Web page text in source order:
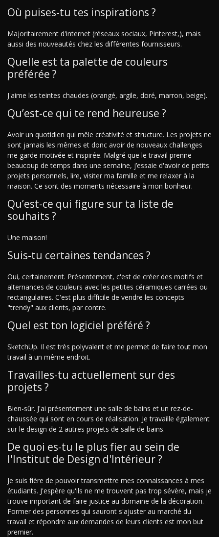
Où puises-tu tes inspirations ?
Majoritairement d'internet (réseaux sociaux, Pinterest,), mais
aussi des nouveautés chez les différentes fournisseurs.
Quelle est ta palette de couleurs
préférée ?
J'aime les teintes chaudes (orangé, argile, doré, marron, beige).
Qu’est-ce qui te rend heureuse ?
Avoir un quotidien qui mêle créativité et structure. Les projets ne
sont jamais les mêmes et donc avoir de nouveaux challenges
me garde motivée et inspirée. Malgré que le travail prenne
beaucoup de temps dans une semaine, j’essaie d'avoir de petits
projets personnels, lire, visiter ma famille et me relaxer à la
maison. Ce sont des moments nécessaire à mon bonheur.
Qu’est-ce qui figure sur ta liste de
souhaits ?
Une maison!
Suis-tu certaines tendances ?
Oui, certainement. Présentement, c'est de créer des motifs et
alternances de couleurs avec les petites céramiques carrées ou
rectangulaires. C'est plus difficile de vendre les concepts
"trendy" aux clients, par contre.
Quel est ton logiciel préféré ?
SketchUp. Il est très polyvalent et me permet de faire tout mon
travail à un même endroit.
Travailles-tu actuellement sur des
projets ?
Bien-sûr. J'ai présentement une salle de bains et un rez-de-
chaussée qui sont en cours de réalisation. Je travaille également
sur le design de 2 autres projets de salle de bains.
De quoi es-tu le plus fier au sein de
l'Institut de Design d'Intérieur ?
Je suis fière de pouvoir transmettre mes connaissances à mes
étudiants. J'espère qu'ils ne me trouvent pas trop sévère, mais je
trouve important de faire justice au domaine de la décoration.
Former des personnes qui sauront s'ajuster au marché du
travail et répondre aux demandes de leurs clients est mon but
premier.